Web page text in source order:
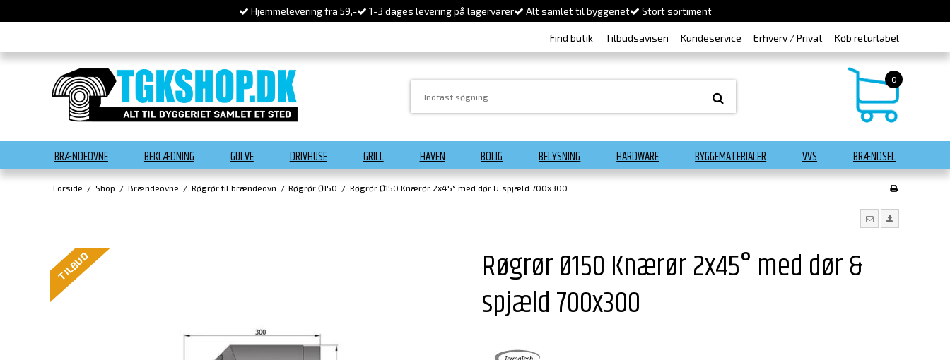
Hjemmelevering fra 59,- 1-3 dages levering på lagervarer Alt samlet til byggeriet Stort sortiment
Find butik Tilbudsavisen Kundeservice Erhverv / Privat Køb returlabel
0
BRÆNDEOVNE BEKLÆDNING GULVE DRIVHUSE GRILL HAVEN BOLIG BELYSNING HARDWARE BYGGEMATERIALER VVS BRÆNDSEL
Forside / Shop / Brændeovne / Røgrør til brændeovn / Røgrør Ø150 / Røgrør Ø150 Knærør 2x45° med dør & spjæld 700x300
TILBUD
Røgrør Ø150 Knærør 2x45° med dør &
spjæld 700x300